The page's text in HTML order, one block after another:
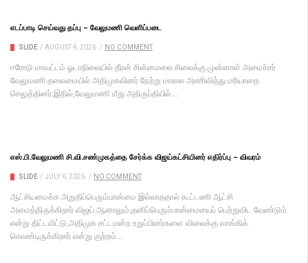
எடப்பாடி செய்வது தப்பு – வேலுமணி வெளிப்படை
SLIDE / AUGUST 4, 2026 / NO COMMENT
ஈரோடு மாவட்டம் ஓடாநிலையில் தீரன் சின்னமலை சிலைக்கு முன்னாள் அமைச்சர்
வேலுமணி தலைமையில் அதிமுகவினர் நேற்று மாலை அணிவித்து மரியாதை
செலுத்தினர்.இதில்,வேலுமணி மீது அதிருப்தியில்...
எஸ்.பி.வேலுமணி சி.வி.சண்முகத்தை சேர்க்க விஜய்கட்சியினர் எதிர்ப்பு – விவரம்
SLIDE / JULY 6, 2026 / NO COMMENT
ஆட்சியமைக்க அறுதிப்பெரும்பான்மை இல்லாததால் கூட்டணி ஆட்சி
அமைத்திருக்கிறார் விஜய்.ஆனாலும்,தனிப்பெரும்பான்மையைப் பெற்றுவிட வேண்டும்
என்று திட்டமிட்டு,அதிமுக சட்டமன்ற உறுப்பினர்களை விலைக்கு வாங்கிக்
கொண்டிருக்கிறார் என்று குற்றம்...